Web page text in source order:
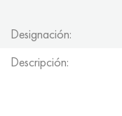
Designación:
Descripción: